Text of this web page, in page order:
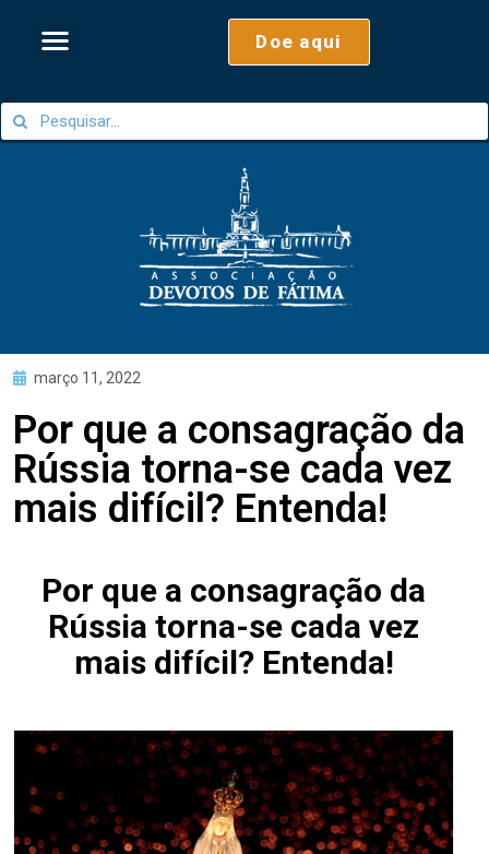
Doe aqui
março 11, 2022
Por que a consagração da
Rússia torna-se cada vez
mais difícil? Entenda!
Por que a consagração da
Rússia torna-se cada vez
mais difícil? Entenda!